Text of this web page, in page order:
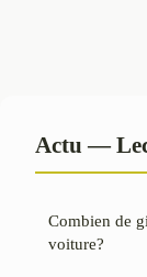
Actu —
Combien de
voiture?